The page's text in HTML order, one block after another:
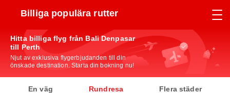
Billiga populära rutter
Hitta billiga flyg från Bali Denpasar
till Perth
Njut av exklusiva flygerbjudanden till din
önskade destination. Starta din bokning nu!
En väg Rundresa Flera städer